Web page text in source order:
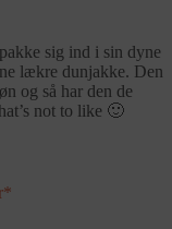
sig ind i sin dyne
lækre dunjakke. Den
og så har den de
not to like 🙂